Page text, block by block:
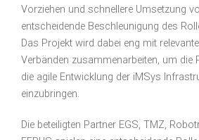
Vorziehen und schnellere Umsetzung
entscheidende Beschleunigung des
Das Projekt wird dabei eng mit
Verbänden zusammenarbeiten, um die
die agile Entwicklung der iMSys
einzubringen.
Die beteiligten Partner EGS, TMZ,